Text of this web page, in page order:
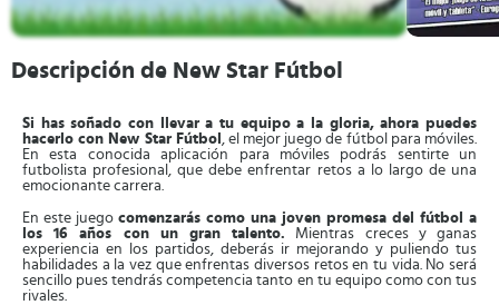
Descripción de New Star Fútbol
Si has soñado con llevar a tu equipo a la gloria, ahora puedes
hacerlo con New Star Fútbol , el mejor juego de fútbol para móviles.
En esta conocida aplicación para móviles podrás sentirte un
futbolista profesional, que debe enfrentar retos a lo largo de una
emocionante carrera.
En este juego comenzarás como una joven promesa del fútbol a
los 16 años con un gran talento. Mientras creces y ganas
experiencia en los partidos, deberás ir mejorando y puliendo tus
habilidades a la vez que enfrentas diversos retos en tu vida. No será
sencillo pues tendrás competencia tanto en tu equipo como con tus
rivales.